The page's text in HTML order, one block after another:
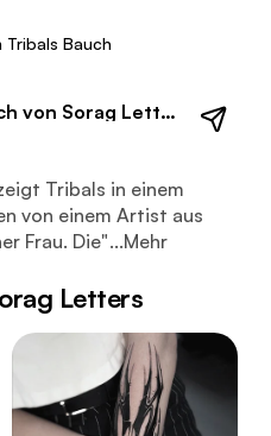
Tribals Bauch
Custom Tribals Bauch von Sorag Letters
in einem Custom-Design,
Tribals in einem
von einem Artist aus
Frau. Die"...Mehr
Letters